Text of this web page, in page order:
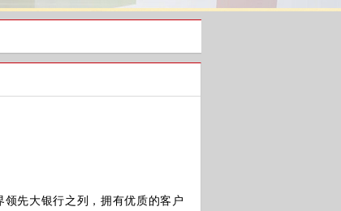
先大银行之列，拥有优质的客户